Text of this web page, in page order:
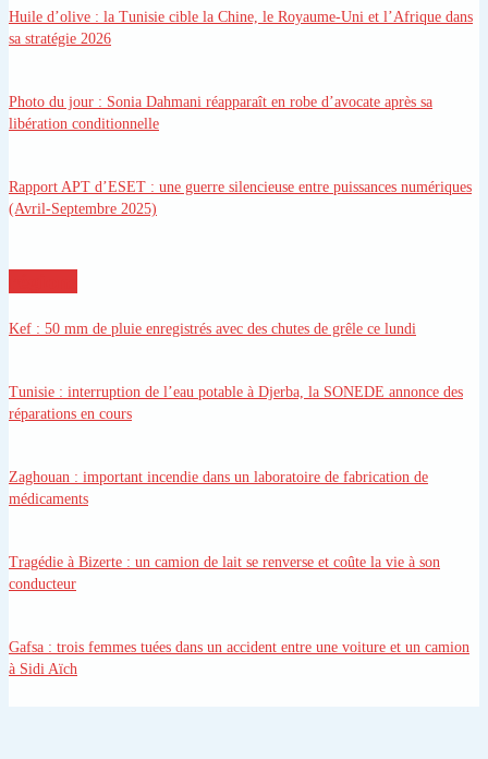
Huile d’olive : la Tunisie cible la Chine, le Royaume-Uni et l’Afrique dans
sa stratégie 2026
Photo du jour : Sonia Dahmani réapparaît en robe d’avocate après sa
libération conditionnelle
Rapport APT d’ESET : une guerre silencieuse entre puissances numériques
(Avril-Septembre 2025)
Kef : 50 mm de pluie enregistrés avec des chutes de grêle ce lundi
Tunisie : interruption de l’eau potable à Djerba, la SONEDE annonce des
réparations en cours
Zaghouan : important incendie dans un laboratoire de fabrication de
médicaments
Tragédie à Bizerte : un camion de lait se renverse et coûte la vie à son
conducteur
Gafsa : trois femmes tuées dans un accident entre une voiture et un camion
à Sidi Aïch